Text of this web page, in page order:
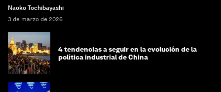
Naoko Tochibayashi
3 de marzo de 2026
4 tendencias a seguir en la evolución de la
política industrial de China